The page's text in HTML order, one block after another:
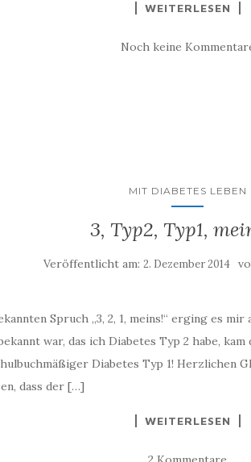
WEITERLESEN
Noch keine
MIT DIABETES LEBEN
3, Typ2, Typ1,
Veröffentlicht am:2. Dezember 2014
Spruch „3, 2, 1, meins!“ erging es
war, das ich Diabetes Typ 2 habe,
Diabetes Typ 1! Herzlichen
dass der […]
WEITERLESEN